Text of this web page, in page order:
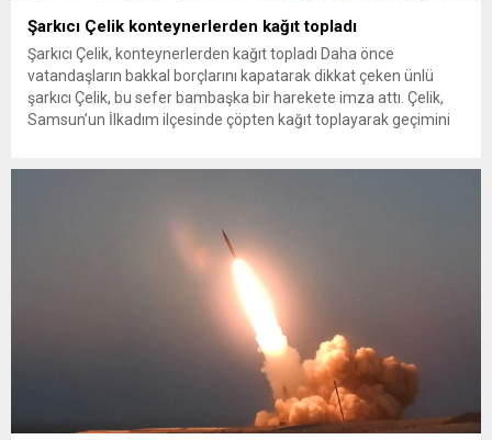
Şarkıcı Çelik konteynerlerden kağıt topladı
Şarkıcı Çelik, konteynerlerden kağıt topladı Daha önce
vatandaşların bakkal borçlarını kapatarak dikkat çeken ünlü
şarkıcı Çelik, bu sefer bambaşka bir harekete imza attı. Çelik,
Samsun’un İlkadım ilçesinde çöpten kağıt toplayarak geçimini